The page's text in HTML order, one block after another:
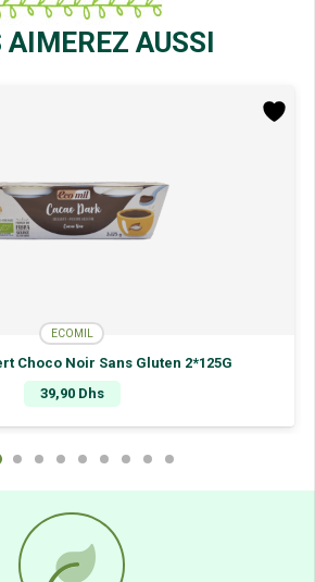
AIMEREZ AUSSI
ECOMIL
Choco Noir Sans Gluten 2*125G
39,90 Dhs